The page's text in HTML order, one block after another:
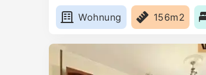
Wohnung
156m2